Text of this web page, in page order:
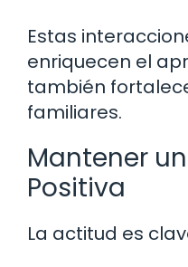
Estas
enriquecen el
también
familiares.
Mantener
Positiva
La actitud es